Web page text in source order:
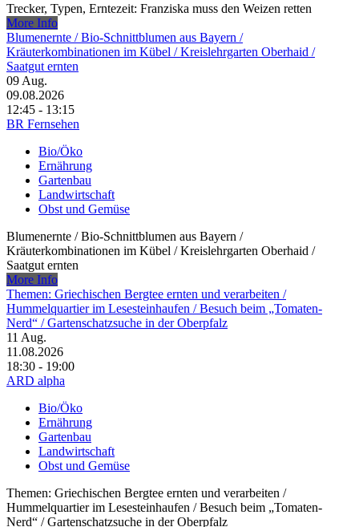
Trecker, Typen, Erntezeit: Franziska muss den Weizen retten
More Info
Blumenernte /​ Bio-Schnittblumen aus Bayern /​
Kräuterkombinationen im Kübel /​ Kreislehrgarten Oberhaid /​
Saatgut ernten
09 Aug.
09.08.2026
12:45 - 13:15
BR Fernsehen
Bio/Öko
Ernährung
Gartenbau
Landwirtschaft
Obst und Gemüse
Blumenernte /​ Bio-Schnittblumen aus Bayern /​
Kräuterkombinationen im Kübel /​ Kreislehrgarten Oberhaid /​
Saatgut ernten
More Info
Themen: Griechischen Bergtee ernten und verarbeiten /​
Hummelquartier im Lesesteinhaufen /​ Besuch beim „Tomaten-
Nerd“ /​ Gartenschatzsuche in der Oberpfalz
11 Aug.
11.08.2026
18:30 - 19:00
ARD alpha
Bio/Öko
Ernährung
Gartenbau
Landwirtschaft
Obst und Gemüse
Themen: Griechischen Bergtee ernten und verarbeiten /​
Hummelquartier im Lesesteinhaufen /​ Besuch beim „Tomaten-
Nerd“ /​ Gartenschatzsuche in der Oberpfalz